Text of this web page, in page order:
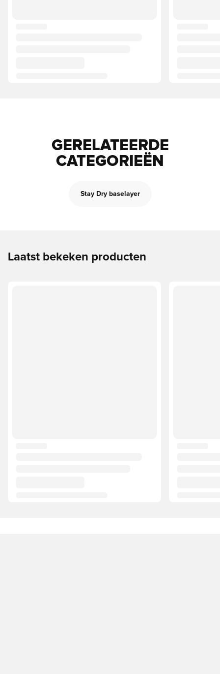
GERELATEERDE
CATEGORIEËN
Stay Dry baselayer
Laatst bekeken producten